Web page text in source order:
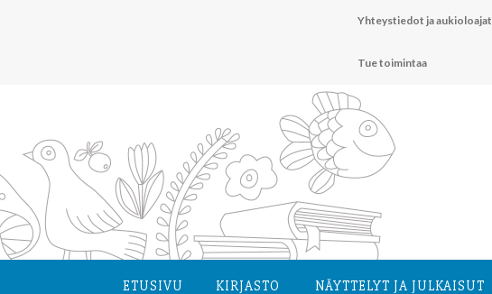
Yhteystiedot ja aukioloajat
Tue toimintaa
ETUSIVU KIRJASTO NÄYTTELYT JA JULKAISUT